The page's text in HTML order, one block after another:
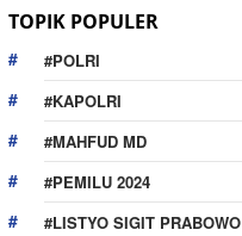
TOPIK POPULER
#POLRI
#KAPOLRI
#MAHFUD MD
#PEMILU 2024
#LISTYO SIGIT PRABOWO